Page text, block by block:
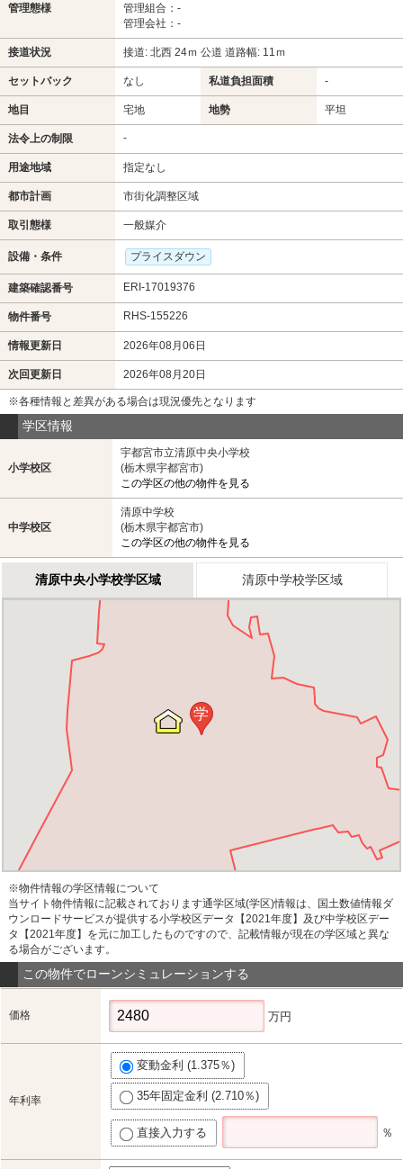
管理態様
管理組合：-
管理会社：-
接道状況 接道: 北西 24ｍ 公道 道路幅: 11ｍ
セットバック なし 私道負担面積 -
地目 宅地 地勢 平坦
法令上の制限 -
用途地域 指定なし
都市計画 市街化調整区域
取引態様 一般媒介
設備・条件 プライスダウン
建築確認番号 ERI-17019376
物件番号 RHS-155226
情報更新日 2026年08月06日
次回更新日 2026年08月20日
※各種情報と差異がある場合は現況優先となります
学区情報
小学校区
宇都宮市立清原中央小学校
(栃木県宇都宮市)
この学区の他の物件を見る
中学校区
清原中学校
(栃木県宇都宮市)
この学区の他の物件を見る
清原中央小学校学区域 清原中学校学区域
学
※物件情報の学区情報について
当サイト物件情報に記載されております通学区域(学区)情報は、国土数値情報ダ
ウンロードサービスが提供する小学校区データ【2021年度】及び中学校区デー
タ【2021年度】を元に加工したものですので、記載情報が現在の学区域と異な
る場合がございます。
この物件でローンシミュレーションする
価格 万円
年利率
変動金利 (1.375％)
35年固定金利 (2.710％)
直接入力する ％